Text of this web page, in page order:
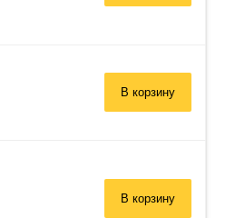
В корзину
В корзину